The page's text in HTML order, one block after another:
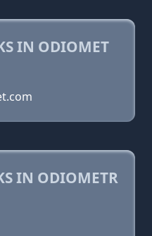
IN ODIOMET
IN ODIOMETR